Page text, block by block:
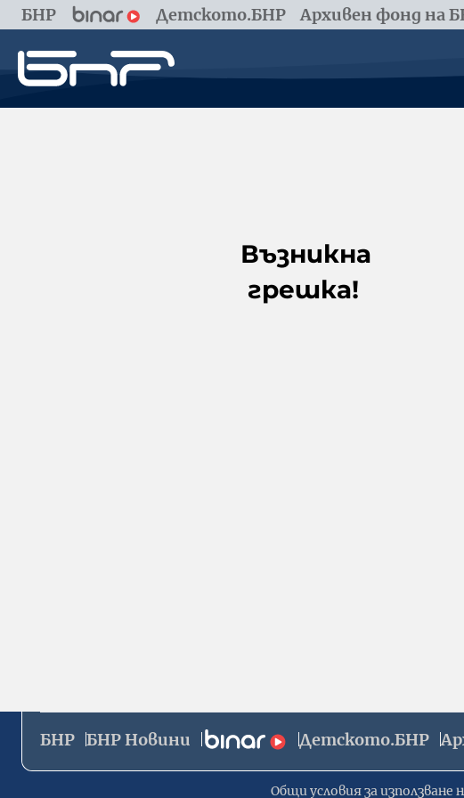
БНР Детското.БНР Архивен фонд на
Възникна
грешка!
БНР БНР Новини Детското.БНР
Общи условия за използване